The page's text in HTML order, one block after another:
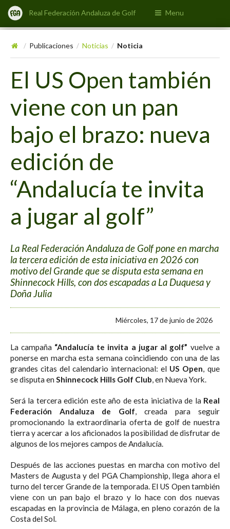
Real Federación Andaluza de Golf Menu
/ Publicaciones / Noticias / Noticia
El US Open también
viene con un pan
bajo el brazo: nueva
edición de
“Andalucía te invita
a jugar al golf”
La Real Federación Andaluza de Golf pone en marcha
la tercera edición de esta iniciativa en 2026 con
motivo del Grande que se disputa esta semana en
Shinnecock Hills, con dos escapadas a La Duquesa y
Doña Julia
Miércoles, 17 de junio de 2026
La campaña “Andalucía te invita a jugar al golf” vuelve a
ponerse en marcha esta semana coincidiendo con una de las
grandes citas del calendario internacional: el US Open, que
se disputa enShinnecock Hills Golf Club, en Nueva York.
Será la tercera edición este año de esta iniciativa de la Real
Federación Andaluza de Golf, creada para seguir
promocionando la extraordinaria oferta de golf de nuestra
tierra y acercar a los aficionados la posibilidad de disfrutar de
algunos de los mejores campos de Andalucía.
Después de las acciones puestas en marcha con motivo del
Masters de Augusta y del PGA Championship, llega ahora el
turno del tercer Grande de la temporada. El US Open también
viene con un pan bajo el brazo y lo hace con dos nuevas
escapadas en la provincia de Málaga, en pleno corazón de la
Costa del Sol.